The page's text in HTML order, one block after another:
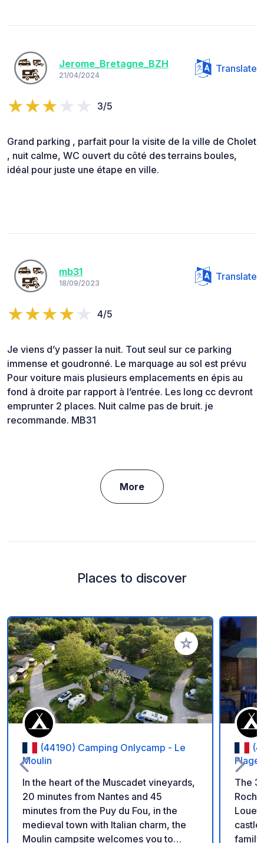
Jerome_Bretagne_BZH
21/04/2024
Translate
3/5
Grand parking , parfait pour la visite de la ville de Cholet
, nuit calme, WC ouvert du côté des terrains boules,
idéal pour juste une étape en ville.
mb31
18/09/2023
Translate
4/5
Je viens d’y passer la nuit. Tout seul sur ce parking
immense et goudronné. Le marquage au sol est prévu
Pour voiture mais plusieurs emplacements en épis au
fond à droite par rapport à l’entrée. Les long cc devront
emprunter 2 places. Nuit calme pas de bruit. je
recommande. MB31
More
Places to discover
Add to your
(44190) Camping Onlycamp - Le
Moulin
In the heart of the Muscadet vineyards,
20 minutes from Nantes and 45
minutes from the Puy du Fou, in the
medieval town with Italian charm, the
Moulin campsite welcomes you to
The
Louet